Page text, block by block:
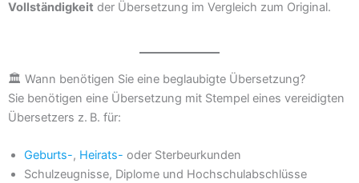
Vollständigkeit der Übersetzung im Vergleich zum Original.
🏛 Wann benötigen Sie eine beglaubigte Übersetzung?
Sie benötigen eine Übersetzung mit Stempel eines vereidigten
Übersetzers z. B. für:
Geburts-, Heirats- oder Sterbeurkunden
Schulzeugnisse, Diplome und Hochschulabschlüsse